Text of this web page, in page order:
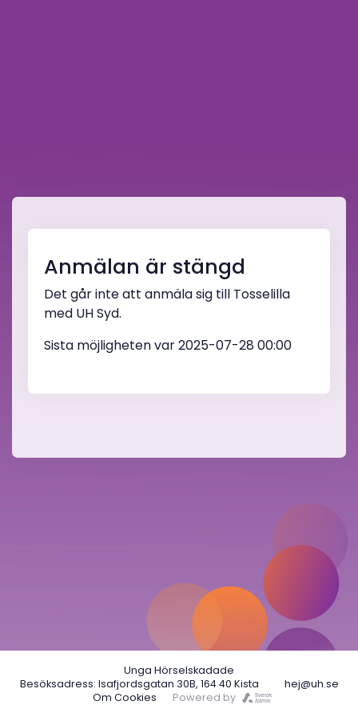
Anmälan är stängd
Det går inte att anmäla sig till Tosselilla
med UH Syd.
Sista möjligheten var 2025-07-28 00:00
Om Cookies Powered by
Unga Hörselskadade
Besöksadress: Isafjordsgatan 30B, 164 40 Kista
hej@uh.se